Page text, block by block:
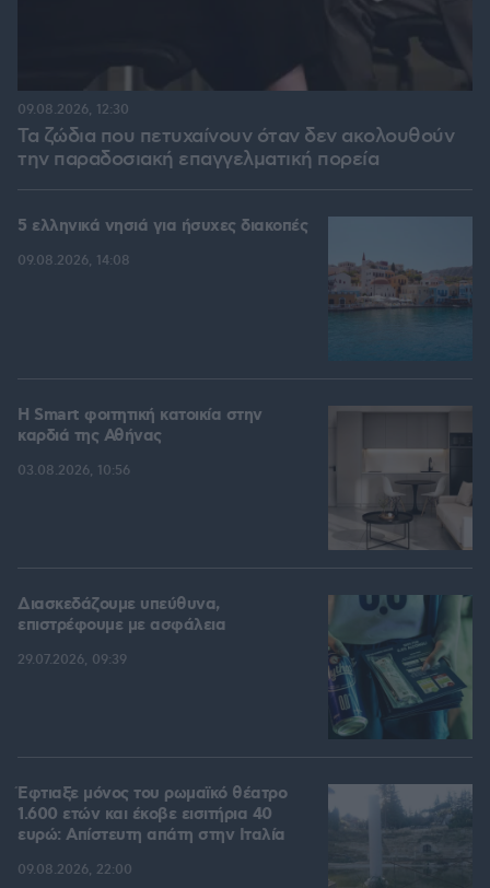
Τα ζώδια που πετυχαίνουν όταν δεν ακολουθούν
την παραδοσιακή επαγγελματική πορεία
09.08.2026, 12:30
5 ελληνικά νησιά για ήσυχες διακοπές
09.08.2026, 14:08
Η Smart φοιτητική κατοικία στην
καρδιά της Αθήνας
03.08.2026, 10:56
Διασκεδάζουμε υπεύθυνα,
επιστρέφουμε με ασφάλεια
29.07.2026, 09:39
Έφτιαξε μόνος του ρωμαϊκό θέατρο
1.600 ετών και έκοβε εισιτήρια 40
ευρώ: Απίστευτη απάτη στην Ιταλία
09.08.2026, 22:00